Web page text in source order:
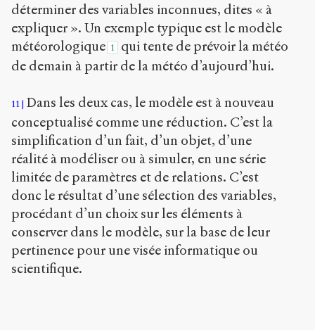
déterminer des variables inconnues, dites « à
expliquer ». Un exemple typique est le modèle
météorologique 1 qui tente de prévoir la météo
de demain à partir de la météo d’aujourd’hui.
11 Dans les deux cas, le modèle est à nouveau
conceptualisé comme une réduction. C’est la
simplification d’un fait, d’un objet, d’une
réalité à modéliser ou à simuler, en une série
limitée de paramètres et de relations. C’est
donc le résultat d’une sélection des variables,
procédant d’un choix sur les éléments à
conserver dans le modèle, sur la base de leur
pertinence pour une visée informatique ou
scientifique.